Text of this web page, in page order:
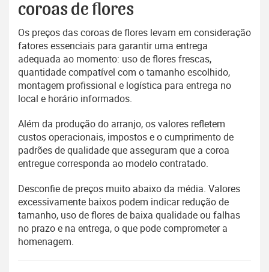
coroas de flores
Os preços das coroas de flores levam em consideração
fatores essenciais para garantir uma entrega
adequada ao momento: uso de flores frescas,
quantidade compatível com o tamanho escolhido,
montagem profissional e logística para entrega no
local e horário informados.
Além da produção do arranjo, os valores refletem
custos operacionais, impostos e o cumprimento de
padrões de qualidade que asseguram que a coroa
entregue corresponda ao modelo contratado.
Desconfie de preços muito abaixo da média. Valores
excessivamente baixos podem indicar redução de
tamanho, uso de flores de baixa qualidade ou falhas
no prazo e na entrega, o que pode comprometer a
homenagem.